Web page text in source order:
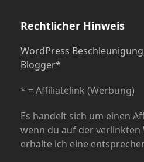
Rechtlicher Hinweis
WordPress
Blogger*
* = Affiliatelink (Werbung)
Es handelt sich um einen
wenn du auf der verlinkten
erhalte ich eine